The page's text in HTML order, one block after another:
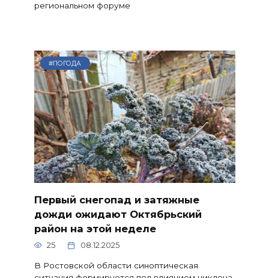
региональном форуме
#ПОГОДА
Первый снегопад и затяжные
дожди ожидают Октябрьский
район на этой неделе
25 08.12.2025
В Ростовской области синоптическая